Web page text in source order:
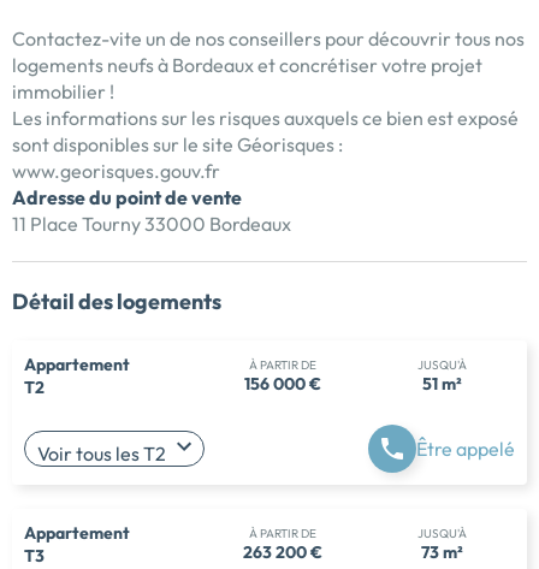
Contactez-vite un de nos conseillers pour découvrir tous nos
logements neufs à Bordeaux et concrétiser votre projet
immobilier !
Les informations sur les risques auxquels ce bien est exposé
sont disponibles sur le site Géorisques :
www.georisques.gouv.fr
Adresse du point de vente
11 Place Tourny 33000 Bordeaux
Détail des logements
Appartement
T2
À PARTIR DE
156 000 €
JUSQU'À
51 m²
Voir tous les T2 Être appelé
Appartement
T3
À PARTIR DE
263 200 €
JUSQU'À
73 m²